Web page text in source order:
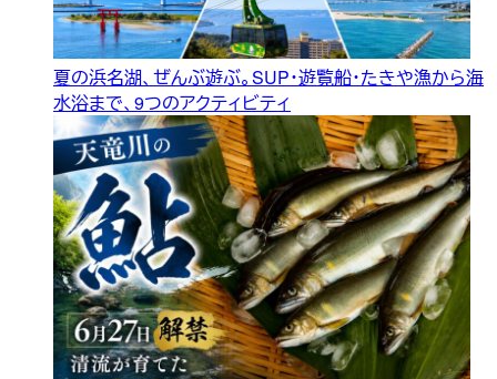
夏の浜名湖、ぜんぶ遊ぶ。SUP・遊覧船・たきや漁から海
水浴まで、9つのアクティビティ